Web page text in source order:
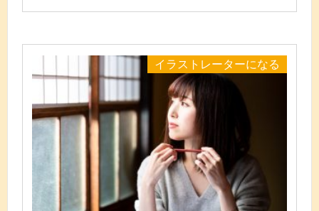
イラストレーターになる